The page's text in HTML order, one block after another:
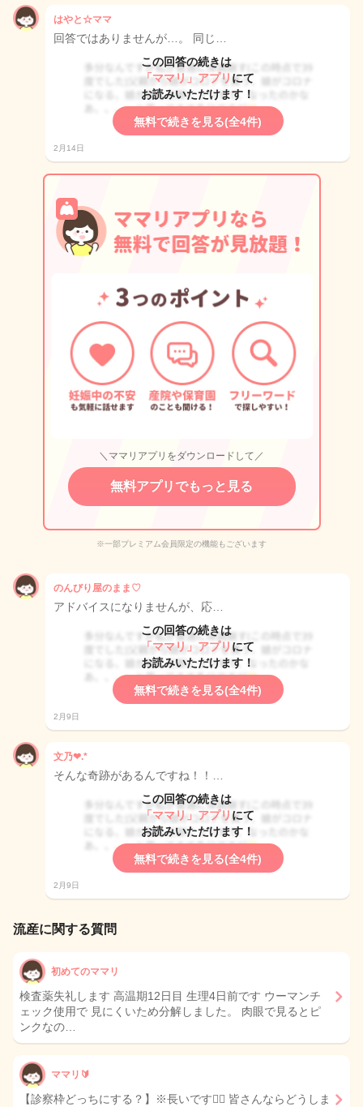
はやと☆ママ
回答ではありませんが…。 同じ…
この回答の続きは
「ママリ」アプリ にて
お読みいただけます！
無料で続きを見る(全4件)
2月14日
＼ママリアプリをダウンロードして／
無料アプリでもっと見る
※一部プレミアム会員限定の機能もございます
のんびり屋のまま♡
アドバイスになりませんが、応…
この回答の続きは
「ママリ」アプリ にて
お読みいただけます！
無料で続きを見る(全4件)
2月9日
文乃❤︎.*
そんな奇跡があるんですね！！…
この回答の続きは
「ママリ」アプリ にて
お読みいただけます！
無料で続きを見る(全4件)
2月9日
流産に関する質問
初めてのママリ
検査薬失礼します 高温期12日目 生理4日前です ウーマンチ
ェック使用で 見にくいため分解しました。 肉眼で見るとピ
ンクなの…
ママリ🔰
【診察枠どっちにする？】※長いです🙇‍♀️ 皆さんならどうしま